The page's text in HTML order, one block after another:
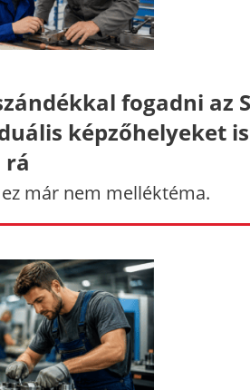
fogadni az
képzőhelyeket
rá
ez már nem melléktéma.